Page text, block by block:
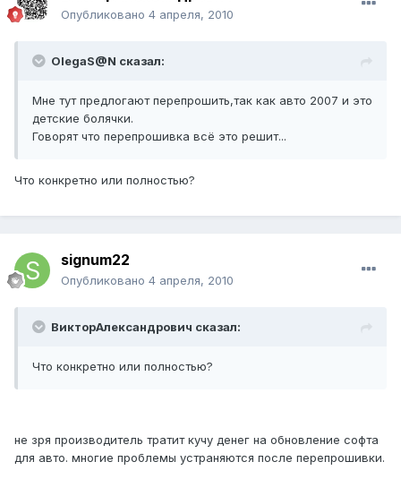
Опубликовано 4 апреля, 2010
OlegaS@N сказал:
Мне тут предлогают перепрошить,так как авто 2007 и это
детские болячки.
Говорят что перепрошивка всё это решит...
Что конкретно или полностью?
signum22
Опубликовано 4 апреля, 2010
ВикторАлександрович сказал:
Что конкретно или полностью?
не зря производитель тратит кучу денег на обновление софта
для авто. многие проблемы устраняются после перепрошивки.